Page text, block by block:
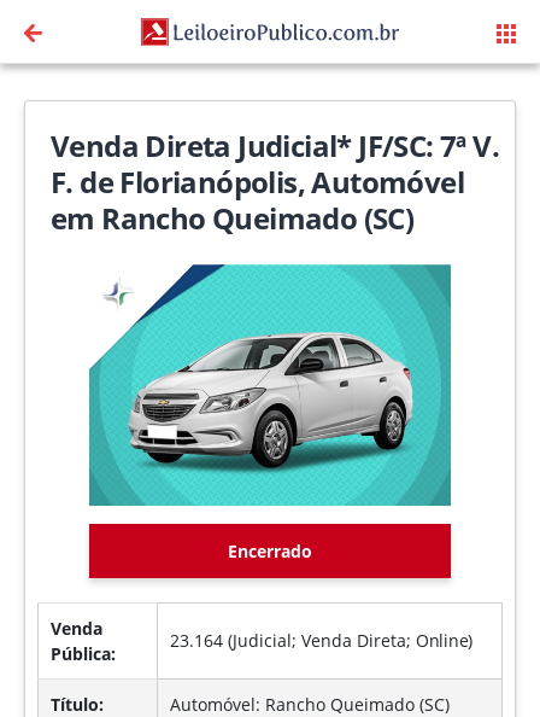
Venda Direta Judicial* JF/SC: 7ª V.
F. de Florianópolis, Automóvel
em Rancho Queimado (SC)
Encerrado
Venda
Pública:
23.164 (Judicial; Venda Direta; Online)
Título: Automóvel: Rancho Queimado (SC)